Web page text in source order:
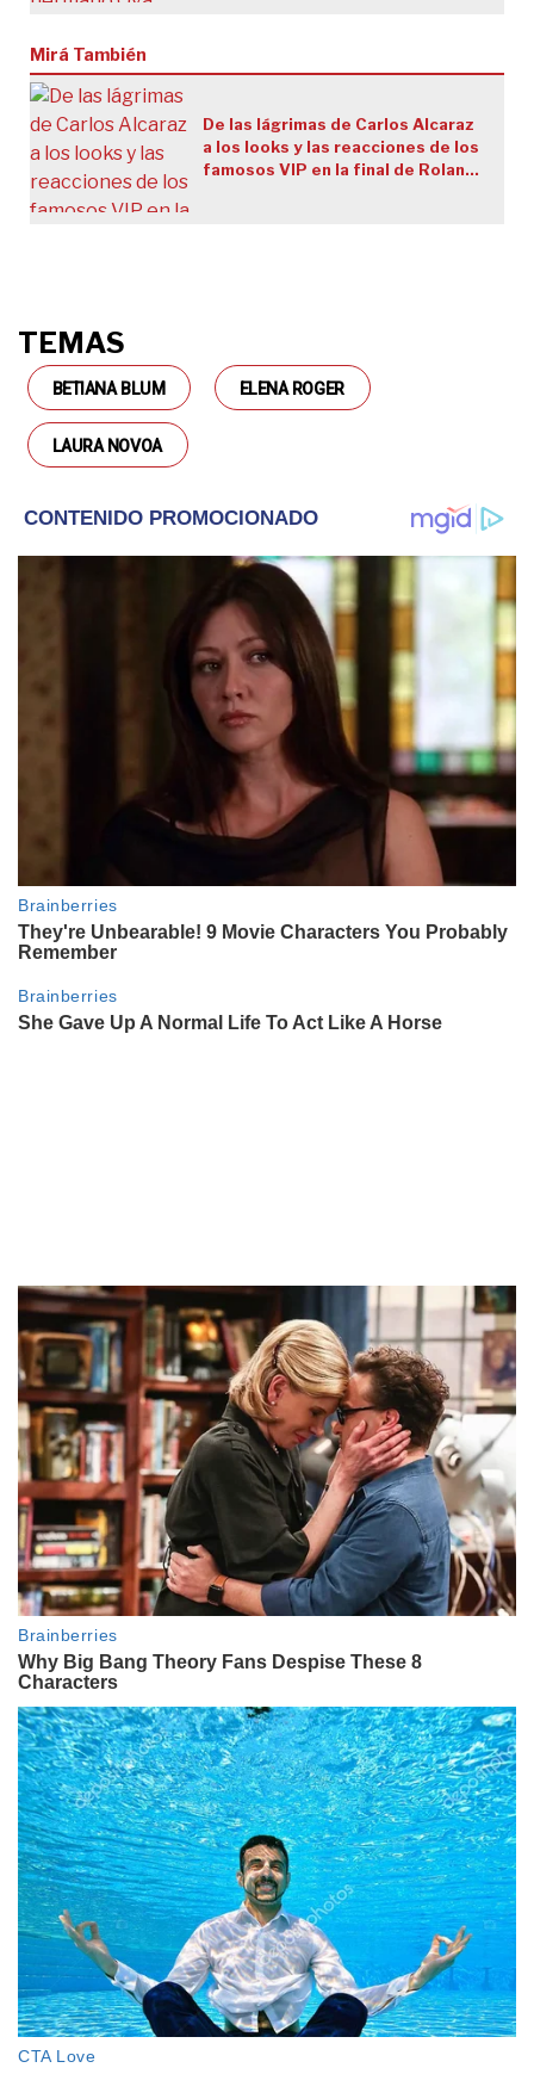
Mirá También
De las lágrimas de Carlos Alcaraz
a los looks y las reacciones de los
famosos VIP en la final de Roland
TEMAS
BETIANA BLUM ELENA ROGER
LAURA NOVOA